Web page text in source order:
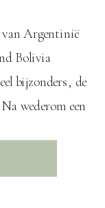
van Argentinië
Bolivia
bijzonders, de
wederom een
inwoners
[…]